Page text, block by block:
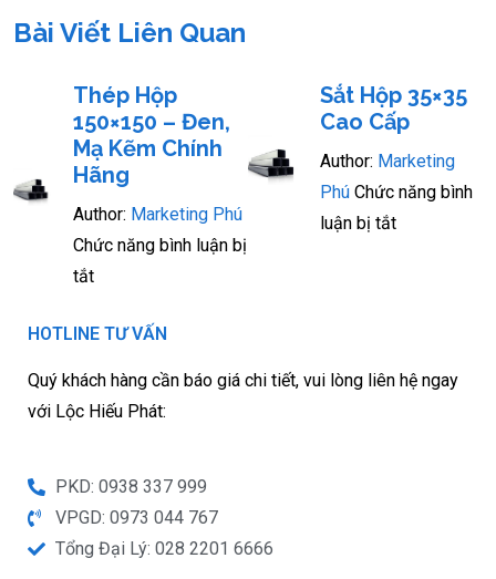
Bài Viết Liên Quan
Thép Hộp
150×150 – Đen,
Mạ Kẽm Chính
Hãng
Author: Marketing Phú
Chức năng bình luận bị
tắt
Sắt Hộp 35×35
Cao Cấp
Author: Marketing
Phú Chức năng bình
luận bị tắt
HOTLINE TƯ VẤN
Quý khách hàng cần báo giá chi tiết, vui lòng liên hệ ngay
với Lộc Hiếu Phát:
PKD: 0938 337 999
VPGD: 0973 044 767
Tổng Đại Lý: 028 2201 6666